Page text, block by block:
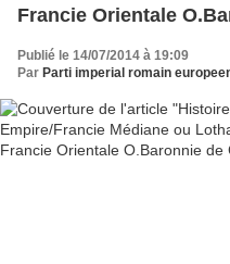
Francie Orientale
Publié le 14/07/2014 à 19:09
Par Parti imperial romain